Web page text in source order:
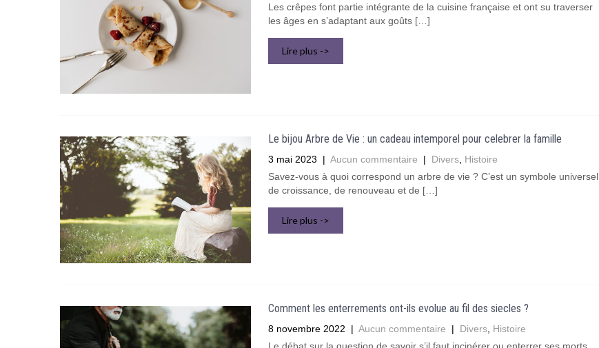
Les crêpes font partie intégrante de la cuisine française et ont su traverser
les âges en s’adaptant aux goûts […]
Lire plus ->
Le bijou Arbre de Vie : un cadeau intemporel pour celebrer la famille
3 mai 2023 | Aucun commentaire | Divers, Histoire
Savez-vous à quoi correspond un arbre de vie ? C’est un symbole universel
de croissance, de renouveau et de […]
Lire plus ->
Comment les enterrements ont-ils evolue au fil des siecles ?
8 novembre 2022 | Aucun commentaire | Divers, Histoire